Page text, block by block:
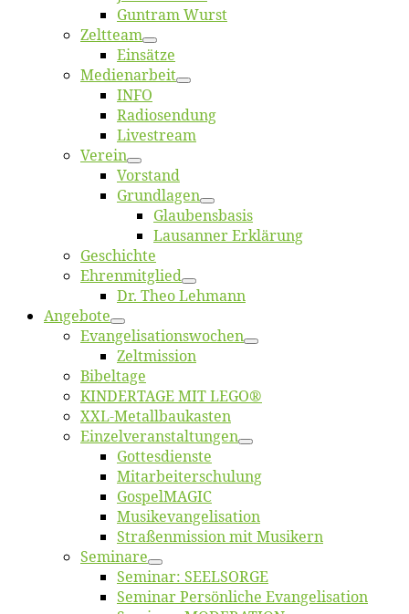
Gun­tram Wurst
Zelt­team
Ein­sät­ze
Me­di­en­ar­beit
INFO
Ra­dio­sen­dung
Live­stream
Ver­ein
Vor­stand
Grund­la­gen
Glaubens­ba­sis
Lausan­ner Erklärung
Ge­schich­te
Eh­ren­mit­glied
Dr. Theo Lehmann
An­ge­bo­te
Evangelisa­tions­wo­chen
Zelt­mis­si­on
Bi­bel­ta­ge
KINDERTAGE MIT LEGO®
XXL-Me­­tal­l­­bau­­kas­­ten
Einzelver­an­stal­tungen
Got­tes­diens­te
Mitarbeiter­schulung
Gos­pel­MA­GIC
Musikevan­ge­li­sa­tion
Straßenmis­sion mit Musikern
Se­mi­na­re
Se­mi­nar: SEELSORGE
Se­mi­nar Per­sön­li­che Evangelisation